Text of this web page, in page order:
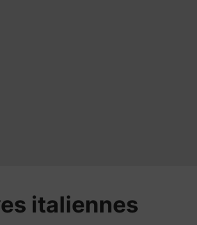
italiennes